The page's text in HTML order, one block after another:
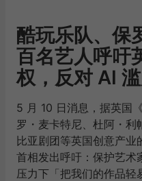
酷玩乐队、保
百名艺人呼吁
权，反对 AI
5 月 10 日消息，据英国
罗・麦卡特尼、杜阿・利
比亚剧团等英国创意产业
首相发出呼吁：保护艺术
压力下「把我们的作品轻